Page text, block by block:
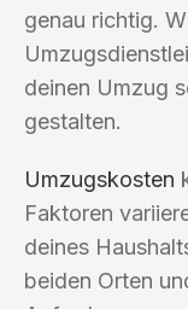
genau richtig.
deinen Umzug
gestalten.
Umzugskosten
Faktoren
deines
beiden Orten